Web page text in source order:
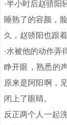
·半小时后赵骄阳
睡熟了的容颜，
久，赵骄阳也跟
·水被他的动作弄
睁开眼，熟悉的
原来是阿阳啊，
闭上了眼睛。
反正两个人一起